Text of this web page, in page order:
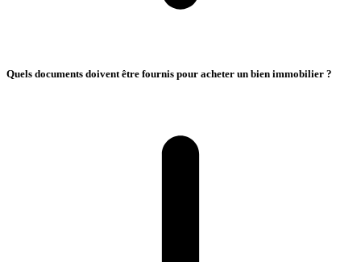
Quels documents doivent être fournis pour acheter un bien immobilier ?